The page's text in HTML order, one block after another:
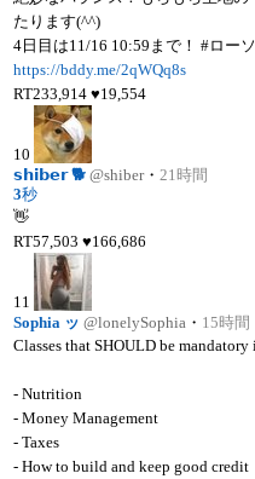
たります(^^)
4日目は11/16 10:59まで！ #ロー
https://bddy.me/2qWQq8s
RT233,914♥19,554
10
𝘀𝗵𝗶𝗯𝗲𝗿 🐕 @shiber・21時間
3秒
👋
RT57,503♥166,686
11
Sophia ッ @lonelySophia ・ 15時間
Classes that SHOULD be
- Nutrition
- Money Management
- Taxes
- How to build and keep good credit